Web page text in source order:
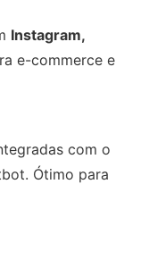
Instagram,
e-commerce e
com o
Ótimo para